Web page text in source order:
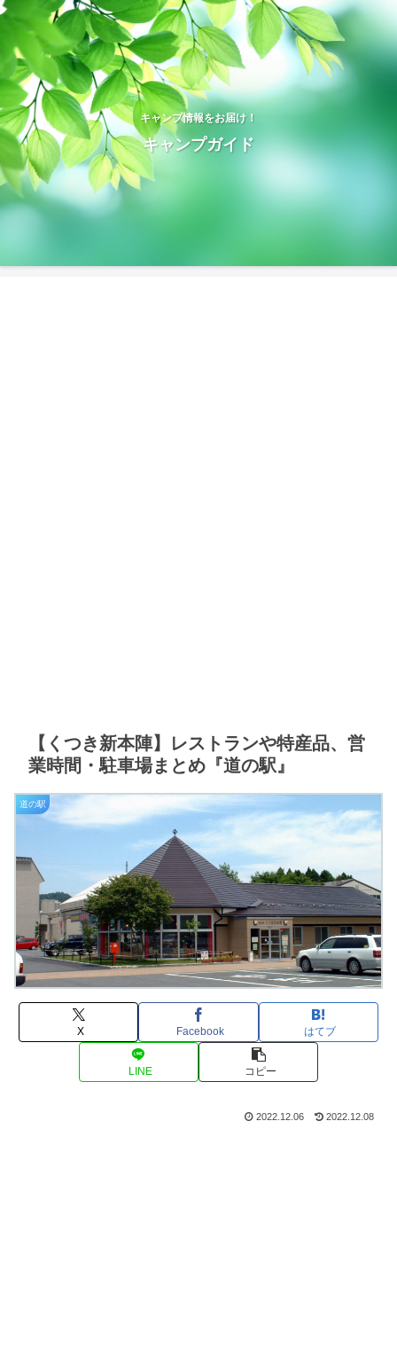
キャンプ情報をお届け！
キャンプガイド
【くつき新本陣】レストランや特産品、営
業時間・駐車場まとめ『道の駅』
道の駅
X Facebook はてブ
LINE コピー
2022.12.06 2022.12.08